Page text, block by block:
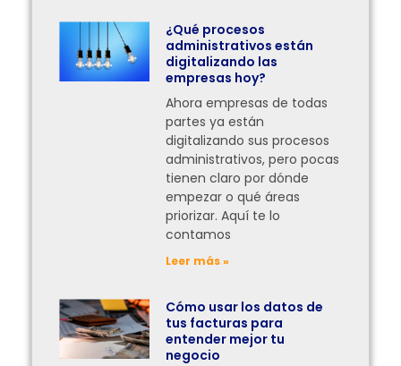
¿Qué procesos
administrativos están
digitalizando las
empresas hoy?
Ahora empresas de todas
partes ya están
digitalizando sus procesos
administrativos, pero pocas
tienen claro por dónde
empezar o qué áreas
priorizar. Aquí te lo
contamos
Leer más »
Cómo usar los datos de
tus facturas para
entender mejor tu
negocio